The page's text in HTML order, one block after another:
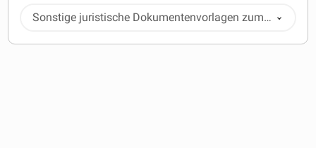
Sonstige juristische Dokumentenvorlagen zum
Herunterladen